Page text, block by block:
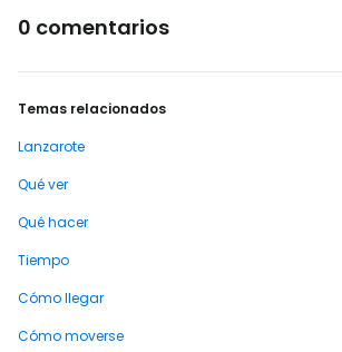
0 comentarios
Temas relacionados
Lanzarote
Qué ver
Qué hacer
Tiempo
Cómo llegar
Cómo moverse